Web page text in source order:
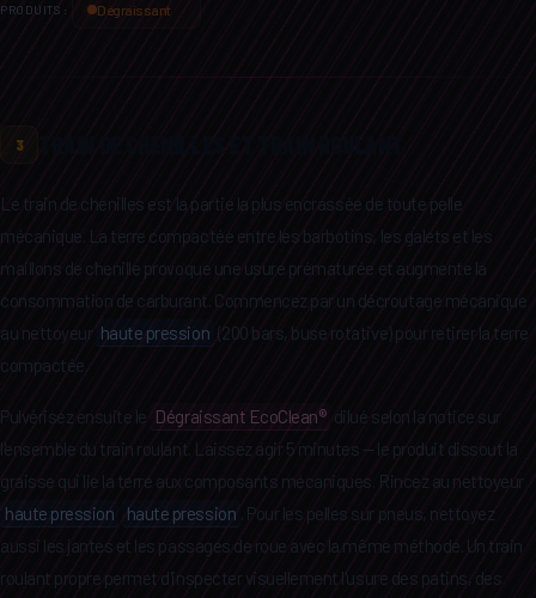
PRODUITS : Dégraissant
3
Le train de chenilles est la partie la plus encrassée de toute pelle
mécanique. La terre compactée entre les barbotins, les galets et les
maillons de chenille provoque une usure prématurée et augmente la
consommation de carburant. Commencez par un décroutage mécanique
au nettoyeur haute pression (200 bars, buse rotative) pour retirer la terre
compactée.
Pulvérisez ensuite le Dégraissant EcoClean® dilué selon la notice sur
l'ensemble du train roulant. Laissez agir 5 minutes — le produit dissout la
graisse qui lie la terre aux composants mécaniques. Rincez au nettoyeur
haute pression
haute pression . Pour les pelles sur pneus, nettoyez
aussi les jantes et les passages de roue avec la même méthode. Un train
roulant propre permet d'inspecter visuellement l'usure des patins, des